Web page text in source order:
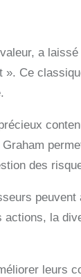
a
». Ce
des
actions, la
leurs